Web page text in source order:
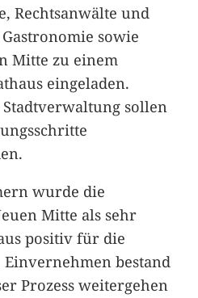
Rechtsanwälte und
sowie
Mitte zu einem
eingeladen.
sollen
wurde die
Mitte als sehr
positiv für die
bestand
Prozess weitergehen